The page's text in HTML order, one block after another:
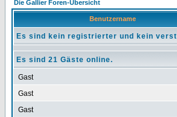
Die Gallier Foren-Übersicht
Benutzername
Es sind kein registrierter und kein
Es sind 21 Gäste online.
Gast
Gast
Gast